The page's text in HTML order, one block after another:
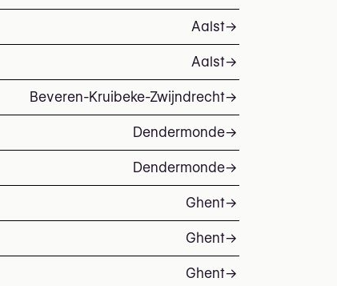
Aalst→
Aalst→
Beveren-Kruibeke-Zwijndrecht→
Dendermonde→
Dendermonde→
Ghent→
Ghent→
Ghent→